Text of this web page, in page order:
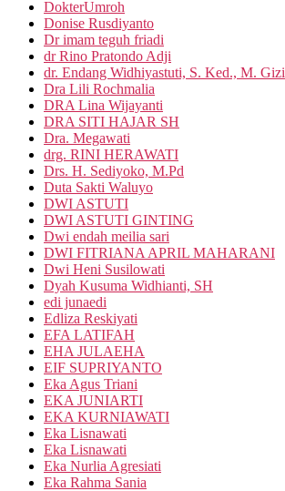
DokterUmroh
Donise Rusdiyanto
Dr imam teguh friadi
dr Rino Pratondo Adji
dr. Endang Widhiyastuti, S. Ked., M. Gizi
Dra Lili Rochmalia
DRA Lina Wijayanti
DRA SITI HAJAR SH
Dra. Megawati
drg. RINI HERAWATI
Drs. H. Sediyoko, M.Pd
Duta Sakti Waluyo
DWI ASTUTI
DWI ASTUTI GINTING
Dwi endah meilia sari
DWI FITRIANA APRIL MAHARANI
Dwi Heni Susilowati
Dyah Kusuma Widhianti, SH
edi junaedi
Edliza Reskiyati
EFA LATIFAH
EHA JULAEHA
EIF SUPRIYANTO
Eka Agus Triani
EKA JUNIARTI
EKA KURNIAWATI
Eka Lisnawati
Eka Lisnawati
Eka Nurlia Agresiati
Eka Rahma Sania